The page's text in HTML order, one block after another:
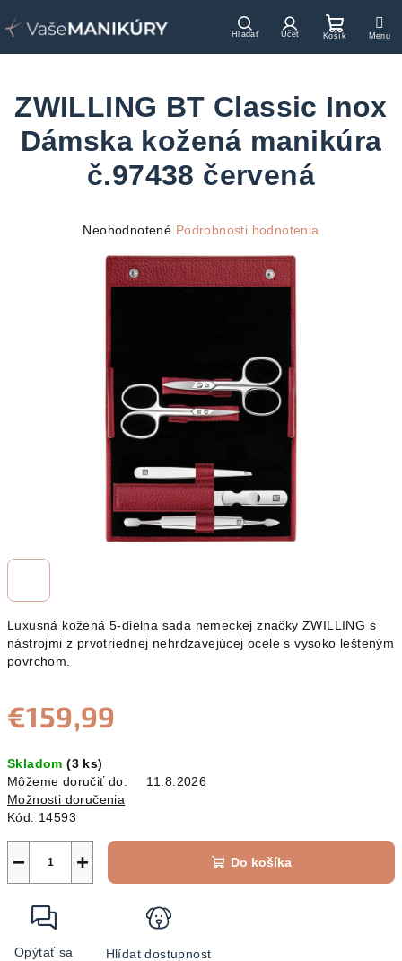
na
HľadaťPrihlásenie
košík
Luxusná kožená 5-dielna sada nemeckej značky ZWILLING s
nástrojmi z prvotriednej nehrdzavejúcej ocele s vysoko lešteným
povrchom.
€159,99
cena:
Skladom(3 ks)
Môžeme doručiť do:
11.8.2026
Možnosti doručenia
Kód: 14593
+
− Do košíka
Opýtať sa Hlídat dostupnost
ZWILLING BT Classic Inox
Dámska kožená manikúra
č.97438 červená
Priemerné
produktu
hviezdičiek.
Neohodnotené Podrobnosti hodnotenia